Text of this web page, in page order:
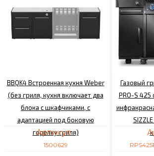
BBQK4 Встроенная кухня Weber
(без гриля, кухня включает два
блока с шкафчиками, с
адаптацией под боковую
горелку гриля)
Артикул :
1500629
Газовый
PRO-S 425